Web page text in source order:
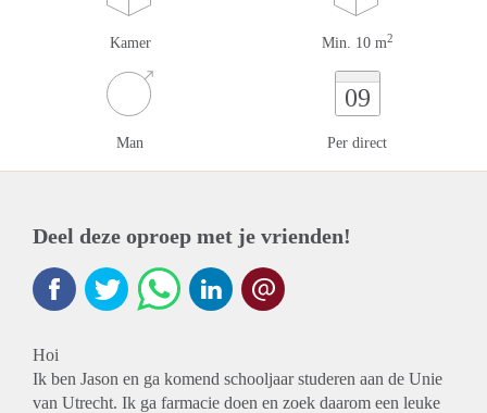
Kamer Min. 10 m2
Man
09
Per direct
Deel deze oproep met je vrienden!
Hoi
Ik ben Jason en ga komend schooljaar studeren aan de Unie
van Utrecht. Ik ga farmacie doen en zoek daarom een leuke